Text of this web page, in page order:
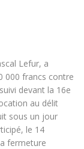
Lefur, a
000 francs contre
devant la 16e
au délit
sous un jour
le 14
fermeture